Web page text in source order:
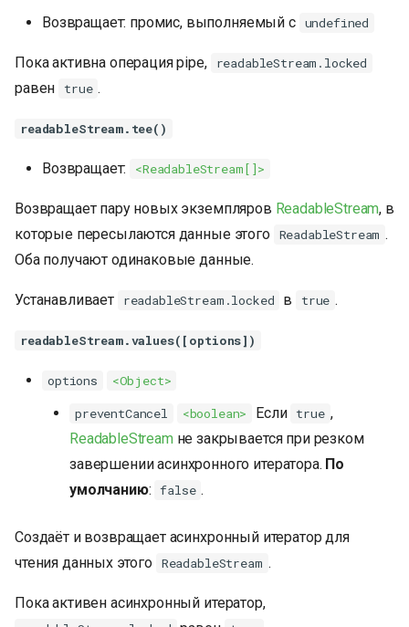
Возвращает: промис, выполняемый с undefined
Пока активна операция pipe, readableStream.locked
равен true .
readableStream.tee()
Возвращает: <ReadableStream[]>
Возвращает пару новых экземпляров ReadableStream, в
которые пересылаются данные этого ReadableStream .
Оба получают одинаковые данные.
Устанавливает readableStream.locked в true .
readableStream.values([options])
options
<Object>
preventCancel
<boolean> Если true ,
ReadableStream не закрывается при резком
завершении асинхронного итератора. По
умолчанию: false .
Создаёт и возвращает асинхронный итератор для
чтения данных этого ReadableStream .
Пока активен асинхронный итератор,